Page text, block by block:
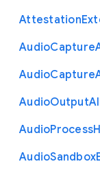
Attestation
AudioCapture
AudioCapture
AudioOutput
AudioProcess
AudioSandbox